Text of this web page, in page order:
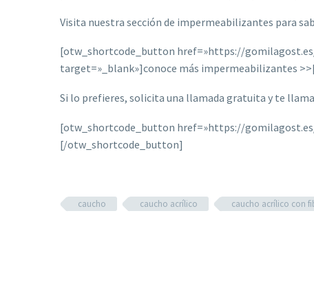
Visita nuestra sección de impermeabilizantes para
[otw_shortcode_button href=»https://
target=»_blank»]conoce más impermeabilizantes
Si lo prefieres, solicita una llamada gratuita y te
[otw_shortcode_button href=»https://
[/otw_shortcode_button]
caucho caucho acrílico caucho acrílico con